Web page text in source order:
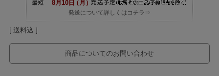
発送について詳しくはコチラ⇒
送料込
商品についてのお問い合わせ